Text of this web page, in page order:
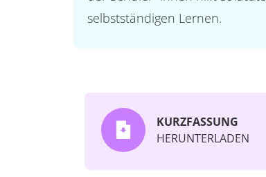
selbstständigen Lernen.
KURZFASSUNG
HERUNTERLADEN